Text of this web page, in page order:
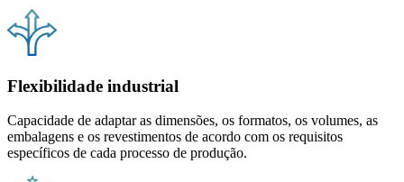
Flexibilidade industrial
Capacidade de adaptar as dimensões, os formatos, os volumes, as
embalagens e os revestimentos de acordo com os requisitos
específicos de cada processo de produção.